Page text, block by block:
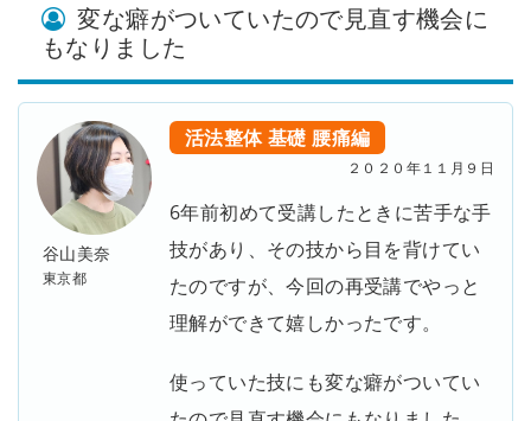
変な癖がついていたので見直す機会に
もなりました
谷山美奈
東京都
活法整体 基礎 腰痛編
２０２０年１１月９日
6年前初めて受講したときに苦手な手
技があり、その技から目を背けてい
たのですが、今回の再受講でやっと
理解ができて嬉しかったです。
使っていた技にも変な癖がついてい